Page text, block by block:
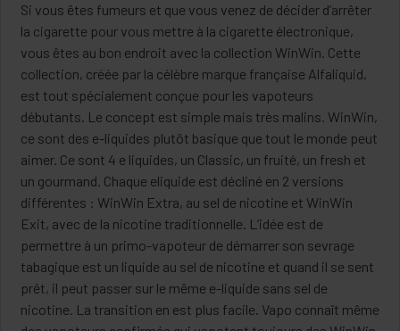
Si vous êtes fumeurs et que vous venez de décider d’arrêter
la cigarette pour vous mettre à la cigarette électronique,
vous êtes au bon endroit avec la collection WinWin. Cette
collection, créée par la célèbre marque française Alfaliquid,
est tout spécialement conçue pour les vapoteurs
débutants. Le concept est simple mais très malins. WinWin,
ce sont des e-liquides plutôt basique que tout le monde peut
aimer. Ce sont 4 e liquides, un Classic, un fruité, un fresh et
un gourmand. Chaque eliquide est décliné en 2 versions
différentes : WinWin Extra, au sel de nicotine et WinWin
Exit, avec de la nicotine traditionnelle. L’idée est de
permettre à un primo-vapoteur de démarrer son sevrage
tabagique est un liquide au sel de nicotine et quand il se sent
prêt, il peut passer sur le même e-liquide sans sel de
nicotine. La transition en est plus facile. Vapo connaît même